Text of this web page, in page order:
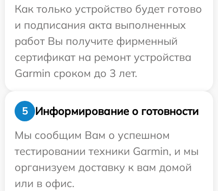
Как только устройство будет готово
и подписания акта выполненных
работ Вы получите фирменный
сертификат на ремонт устройства
Garmin сроком до 3 лет.
5
Информирование о готовности
Мы сообщим Вам о успешном
тестировании техники Garmin, и мы
организуем доставку к вам домой
или в офис.